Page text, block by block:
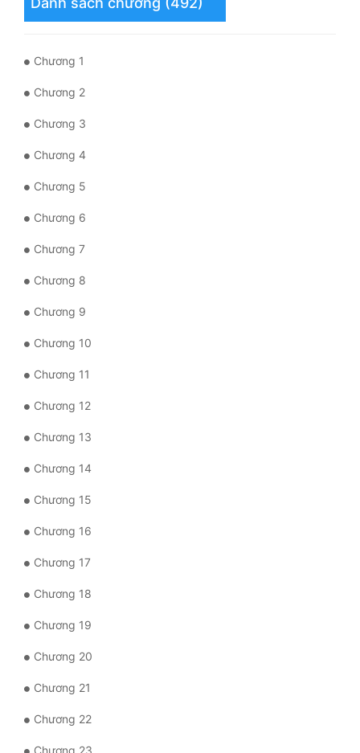
Huyền Ảo
Phong Thủy - Tâm Linh
Phương Tây
Phản Phái
Quan Trường
Chương 1
Chương 2
Chương 3
Chương 4
Chương 5
Chương 6
Chương 7
Chương 8
Chương 9
Chương 10
Chương 11
Chương 12
Chương 13
Chương 14
Chương 15
Chương 16
Chương 17
Chương 18
Chương 19
Chương 20
Chương 21
Chương 22
Chương 23